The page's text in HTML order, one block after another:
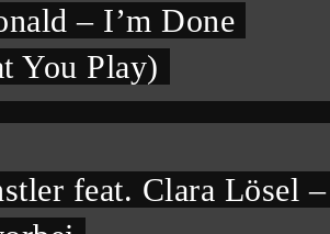
– I’m Done
You Play)
feat. Clara Lösel –